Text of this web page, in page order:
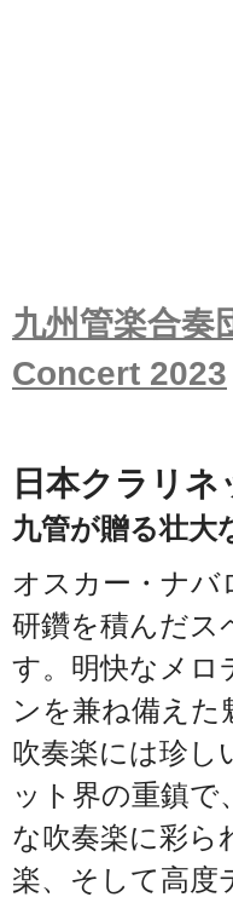
九州管楽合
Concert 2023
日本クラリ
九管が贈る壮大
オスカー・ナバ
研鑽を積んだス
す。明快なメロ
ンを兼ね備えた
吹奏楽には珍し
ット界の重鎮で
な吹奏楽に彩ら
楽、そして高度